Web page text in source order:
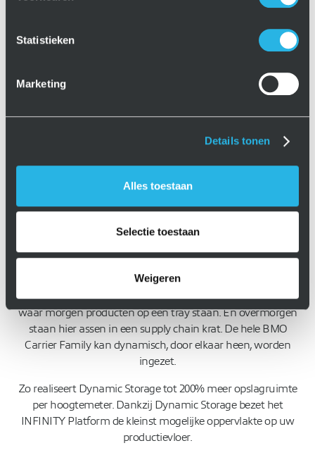
Statistieken
Marketing
Details tonen
Alles toestaan
Selectie toestaan
Weigeren
Tot 200% meer opslagruimte in
Elke productserie en elk span- of hulpmiddel heeft een
andere hoogte. Zo wordt er vaak vooral heel veel lucht
automatisch gemeten. Vervolgens stapelt de robot de
carriers strak bovenop elkaar, met slechts enkele millimeters
wordt benut.
opslagplekken niet vooraf voor één soort carrier zijn
gereserveerd. Vandaag staat er een spanmiddel op de plek
waar morgen producten op een tray staan. En overmorgen
staan hier assen in een supply chain krat. De hele BMO
Carrier Family kan dynamisch, door elkaar heen, worden
ingezet.
Zo realiseert Dynamic Storage tot 200% meer opslagruimte
per hoogtemeter. Dankzij Dynamic Storage bezet het
INFINITY Platform de kleinst mogelijke oppervlakte op uw
productievloer.